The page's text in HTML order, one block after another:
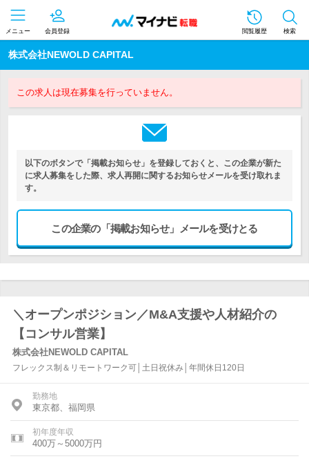
メニュー 会員登録 閲覧履歴 検索
株式会社NEWOLD CAPITAL
この求人は現在募集を行っていません。
以下のボタンで「掲載お知らせ」を登録しておくと、この企業が新た
に求人募集をした際、求人再開に関するお知らせメールを受け取れま
す。
この企業の「掲載お知らせ」メールを受けとる
＼オープンポジション／M&A支援や人材紹介の
【コンサル営業】
株式会社NEWOLD CAPITAL
フレックス制＆リモートワーク可│土日祝休み│年間休日120日
勤務地
東京都、福岡県
初年度年収
400万～5000万円